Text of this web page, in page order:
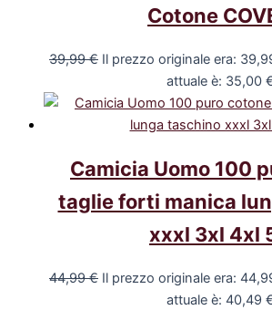
Cotone
39,99€ Il prezzo originale era:
attuale è: 35,00
Camicia Uomo 100
taglie forti manica
xxxl 3xl 4xl
44,99€ Il prezzo originale era:
attuale è: 40,49